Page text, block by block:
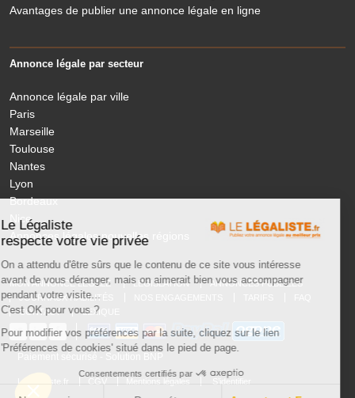
Le Légaliste
respecte votre vie privée
On a attendu d'être sûrs que le contenu de ce site vous intéresse
avant de vous déranger, mais on aimerait bien vous accompagner
pendant votre visite...
C'est OK pour vous ?
Pour modifier vos préférences par la suite, cliquez sur le lien
'Préférences de cookies' situé dans le pied de page.
Consentements certifiés par
Avantages de publier une annonce légale en ligne
Annonce légale par secteur
Annonce légale par ville
Paris
Marseille
Toulouse
Nantes
Lyon
Bordeaux
Nice
Annonces légales nouvelles régions
MON ANNONCE LEGALE LÉGISLATION
ANNONCES PUBLIÉES
JOURNAUX HABILITÉS
CONTACT
LEXIQUE
Mentions légales S’identifier